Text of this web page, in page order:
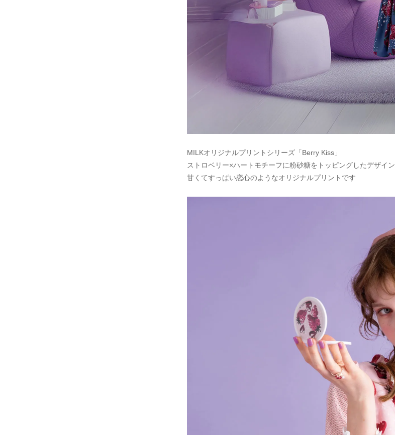
MILKオリジナルプリントシリーズ「Berry Kiss」
ストロベリー×ハートモチーフに粉砂糖をトッピングしたデザイン
甘くてすっぱい恋心のようなオリジナルプリントです